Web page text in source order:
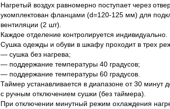
Нагретый воздух равномерно поступает через
укомплектован фланцами (d=120-125 мм) для
вентиляции (2 шт).
Каждое отделение контролируется индивидуально.
Сушка одежды и обуви в шкафу проходит в трех
— сушка без нагрева;
— поддержание температуры 40 градусов;
— поддержание температуры 60 градусов.
Таймер устанавливается в диапазоне от 30 минут
с ручным отключением сушки (без таймера).
При отключении минутный режим охлаждения